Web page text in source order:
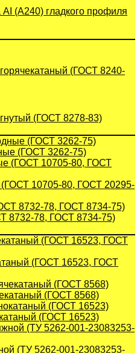
(A240) гладкого профиля
(ГОСТ 8240-
(ГОСТ 8278-83)
(ГОСТ 3262-75)
10705-80, ГОСТ 20295-
8732-78, ГОСТ 8734-75)
(ГОСТ 16523, ГОСТ
(ГОСТ 8568)
(ГОСТ 16523)
(ТУ 5262-001-23083253-